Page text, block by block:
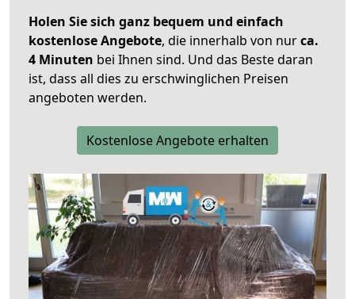
Holen Sie sich ganz bequem und einfach
kostenlose Angebote, die innerhalb von nurca.
4 Minuten bei Ihnen sind. Und das Beste daran
ist, dass all dies zu erschwinglichen Preisen
angeboten werden.
Kostenlose Angebote erhalten